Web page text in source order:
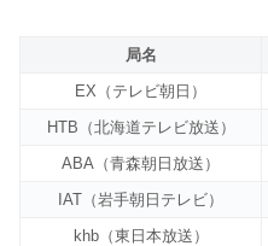
局名
EX（テレビ朝日）
HTB（北海道テレビ放送）
ABA（青森朝日放送）
IAT（岩手朝日テレビ）
khb（東日本放送）